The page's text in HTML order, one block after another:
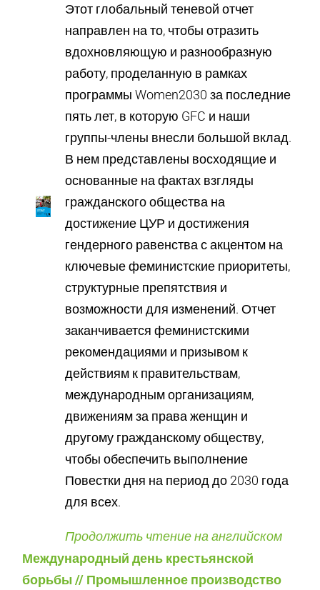
Этот глобальный теневой отчет
направлен на то, чтобы отразить
вдохновляющую и разнообразную
работу, проделанную в рамках
программы Women2030 за последние
пять лет, в которую GFC и наши
группы-члены внесли большой вклад.
В нем представлены восходящие и
основанные на фактах взгляды
гражданского общества на
достижение ЦУР и достижения
гендерного равенства с акцентом на
ключевые феминистские приоритеты,
структурные препятствия и
возможности для изменений. Отчет
заканчивается феминистскими
рекомендациями и призывом к
действиям к правительствам,
международным организациям,
движениям за права женщин и
другому гражданскому обществу,
чтобы обеспечить выполнение
Повестки дня на период до 2030 года
для всех.
Продолжить чтение на английском
Международный день крестьянской
борьбы // Промышленное производство